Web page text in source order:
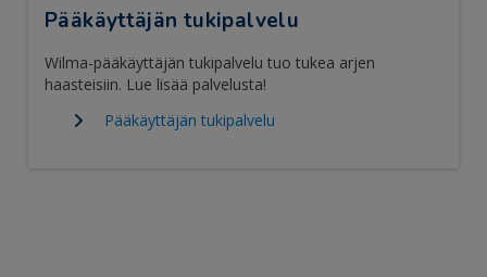
Pääkäyttäjän tukipalvelu
Wilma-pääkäyttäjän tukipalvelu tuo tukea arjen
haasteisiin. Lue lisää palvelusta!
Pääkäyttäjän tukipalvelu